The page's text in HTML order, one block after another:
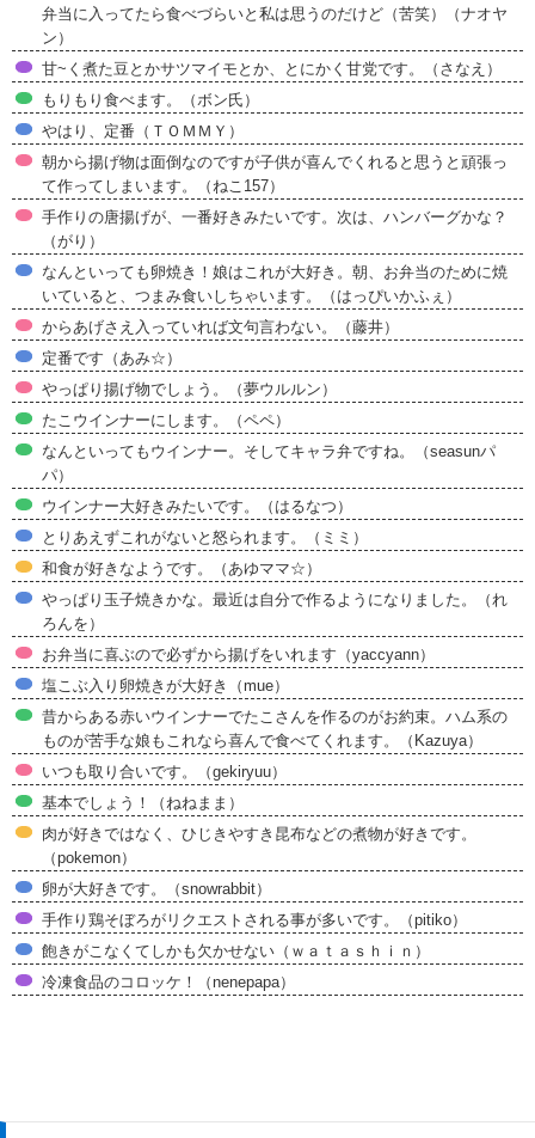
弁当に入ってたら食べづらいと私は思うのだけど（苦笑）（ナオヤ
ン）
甘~く煮た豆とかサツマイモとか、とにかく甘党です。（さなえ）
もりもり食べます。（ボン氏）
やはり、定番（ＴＯＭＭＹ）
朝から揚げ物は面倒なのですが子供が喜んでくれると思うと頑張っ
て作ってしまいます。（ねこ157）
手作りの唐揚げが、一番好きみたいです。次は、ハンバーグかな？
（がり）
なんといっても卵焼き！娘はこれが大好き。朝、お弁当のために焼
いていると、つまみ食いしちゃいます。（はっぴいかふぇ）
からあげさえ入っていれば文句言わない。（藤井）
定番です（あみ☆）
やっぱり揚げ物でしょう。（夢ウルルン）
たこウインナーにします。（ペペ）
なんといってもウインナー。そしてキャラ弁ですね。（seasunパ
パ）
ウインナー大好きみたいです。（はるなつ）
とりあえずこれがないと怒られます。（ミミ）
和食が好きなようです。（あゆママ☆）
やっぱり玉子焼きかな。最近は自分で作るようになりました。（れ
ろんを）
お弁当に喜ぶので必ずから揚げをいれます（yaccyann）
塩こぶ入り卵焼きが大好き（mue）
昔からある赤いウインナーでたこさんを作るのがお約束。ハム系の
ものが苦手な娘もこれなら喜んで食べてくれます。（Kazuya）
いつも取り合いです。（gekiryuu）
基本でしょう！（ねねまま）
肉が好きではなく、ひじきやすき昆布などの煮物が好きです。
（pokemon）
卵が大好きです。（snowrabbit）
手作り鶏そぼろがリクエストされる事が多いです。（pitiko）
飽きがこなくてしかも欠かせない（ｗａｔａｓｈｉｎ）
冷凍食品のコロッケ！（nenepapa）